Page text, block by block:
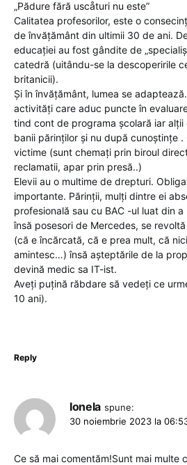
„Pădure fără uscåturi nu este”
Calitatea profesorilor, este o
de învățământ din ultimii 30 de ani.
educației au fost gândite de
catedră (uitându-se la descoperirile
britanicii).
Și în învățământ, lumea se
activități care aduc puncte în
tind cont de programa școlară iar alții
banii părinților și nu după cunoștințe
victime (sunt chemați prin biroul
reclamatii, apar prin presă..)
Elevii au o multime de drepturi.
importante. Părinții, mulți dintre ei
profesională sau cu BAC -ul luat din
însă posesori de Mercedes, se
(că e încărcată, că e prea mult, că
amintesc…) însă așteptările de la
devină medic sa IT-ist.
Aveți puțină răbdare să vedeți ce
10 ani).
Reply
Ionela spune:
30 noiembrie 2023 la
Ce să mai comentăm!Sunt mai multe